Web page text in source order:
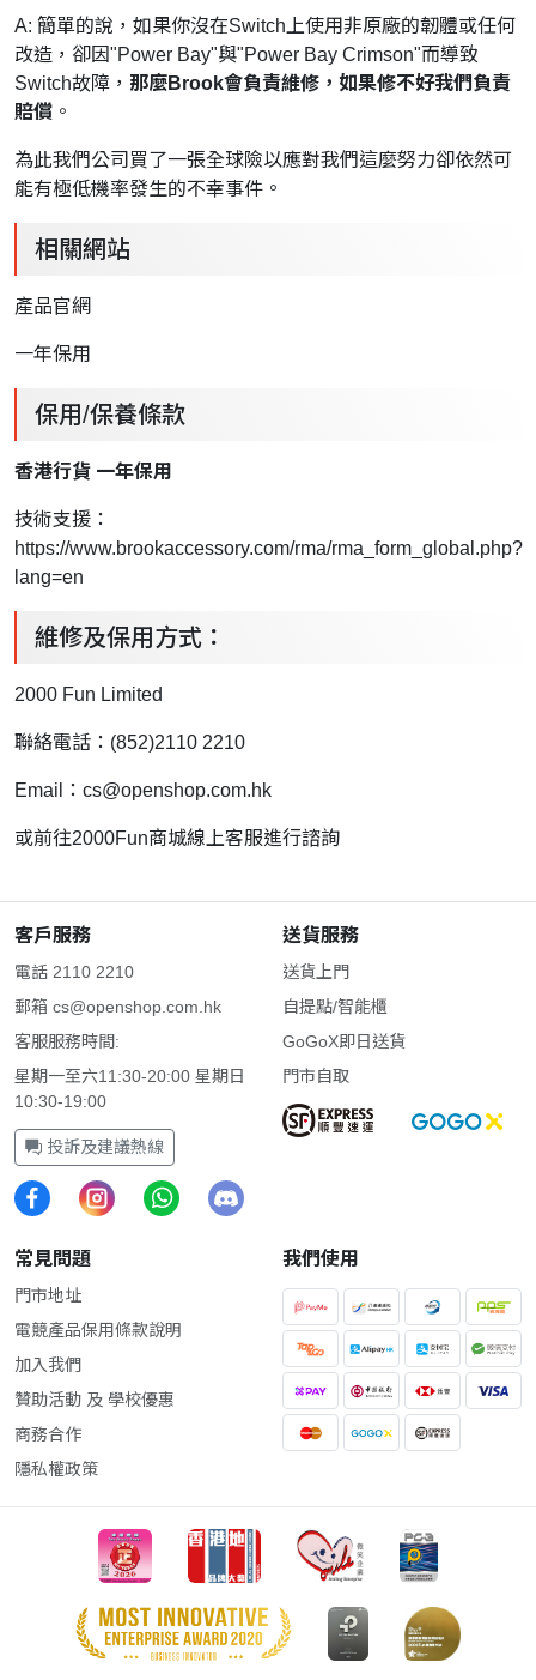
A: 簡單的說，如果你沒在Switch上使用非原廠的韌體或任何
改造，卻因"Power Bay"與"Power Bay Crimson"而導致
Switch故障， 那麼Brook會負責維修，如果修不好我們負責
賠償 。
為此我們公司買了一張全球險以應對我們這麼努力卻依然可
能有極低機率發生的不幸事件。
相關網站
產品官網
一年保用
保用/保養條款
香港行貨 一年保用
技術支援：
https://www.brookaccessory.com/rma/rma_form_global.php?
lang=en
維修及保用方式：
2000 Fun Limited
聯絡電話：(852)2110 2210
Email： cs@openshop.com.hk
或前往2000Fun商城線上客服進行諮詢
客戶服務
電話 2110 2210
郵箱 cs@openshop.com.hk
客服服務時間:
星期一至六11:30-20:00 星期日
10:30-19:00
投訴及建議熱線
送貨服務
送貨上門
自提點/智能櫃
GoGoX即日送貨
門市自取
常見問題
門市地址
電競產品保用條款說明
加入我們
贊助活動 及 學校優惠
商務合作
隱私權政策
我們使用